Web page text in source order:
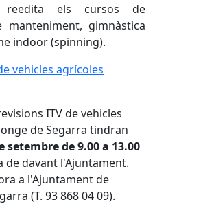
reedita els cursos de
manteniment, gimnàstica
indoor (spinning).
vehicles agrícoles
vehicles agrícoles
ITV de vehicles
de Segarra tindran
setembre de 9.00 a 13.00
de davant l'Ajuntament.
a l'Ajuntament de
(T. 93 868 04 09).